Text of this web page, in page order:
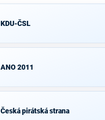
KDU-ČSL
ANO 2011
Česká pirátská strana